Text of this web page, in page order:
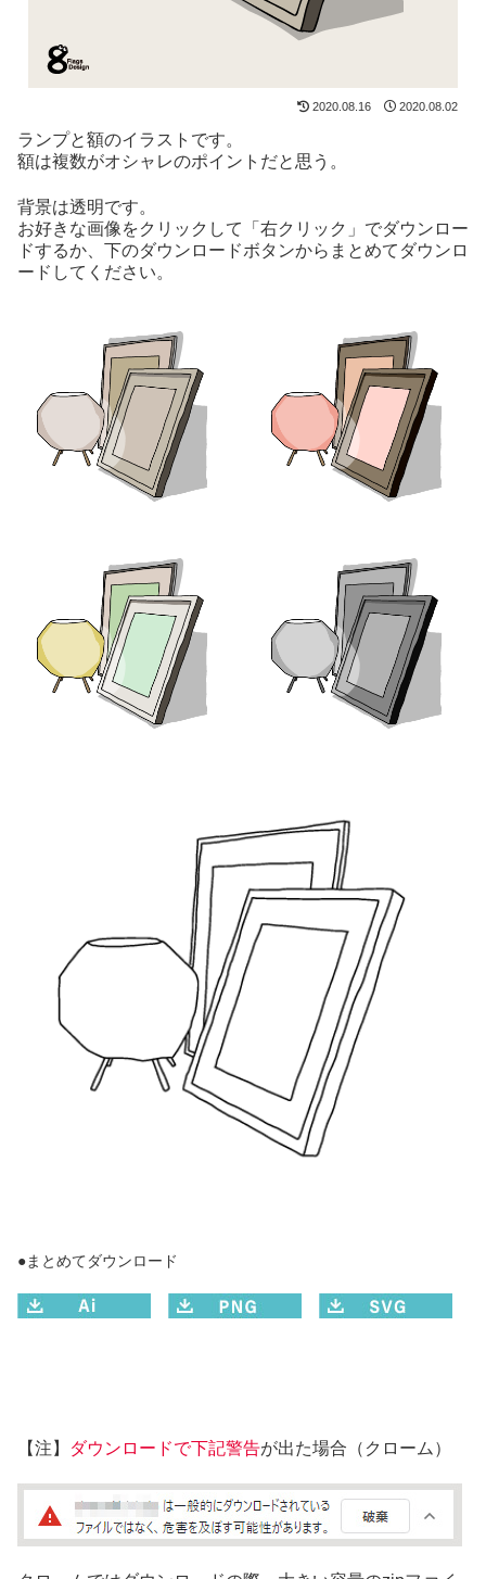
2020.08.16 2020.08.02
ランプと額のイラストです。
額は複数がオシャレのポイントだと思う。
背景は透明です。
お好きな画像をクリックして「右クリック」でダウンロー
ドするか、下のダウンロードボタンからまとめてダウンロ
ードしてください。
●まとめてダウンロード
【注】 ダウンロードで下記警告が出た場合（クローム）